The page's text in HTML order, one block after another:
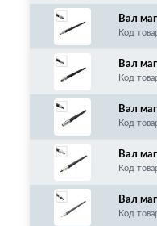
Вал
810/
Код
Вал
Код
Вал
Код
Вал
6,
Код
Вал
14/
Код